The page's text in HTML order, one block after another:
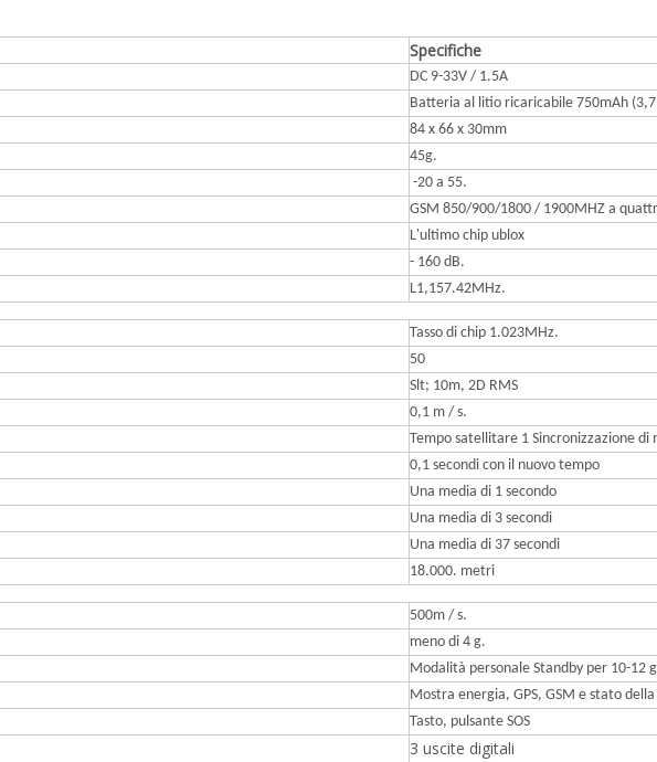
Specifiche
DC 9-33V / 1.5A
Batteria al litio ricaricabile 750mAh (3,7
84 x 66 x 30mm
45g.
-20 a 55.
GSM 850/900/1800 / 1900MHZ a
L'ultimo chip ublox
- 160 dB.
L1,157.42MHz.
Tasso di chip 1.023MHz.
50
Slt; 10m, 2D RMS
0,1 m / s.
Tempo satellitare 1 Sincronizzazione di
0,1 secondi con il nuovo tempo
Una media di 1 secondo
Una media di 3 secondi
Una media di 37 secondi
18.000. metri
500m / s.
meno di 4 g.
Modalità personale Standby per 10-12
Mostra energia, GPS, GSM e stato
Tasto, pulsante SOS
3 uscite digitali